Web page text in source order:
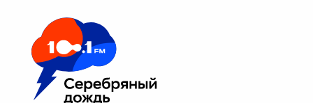
Москва 100.1 FM